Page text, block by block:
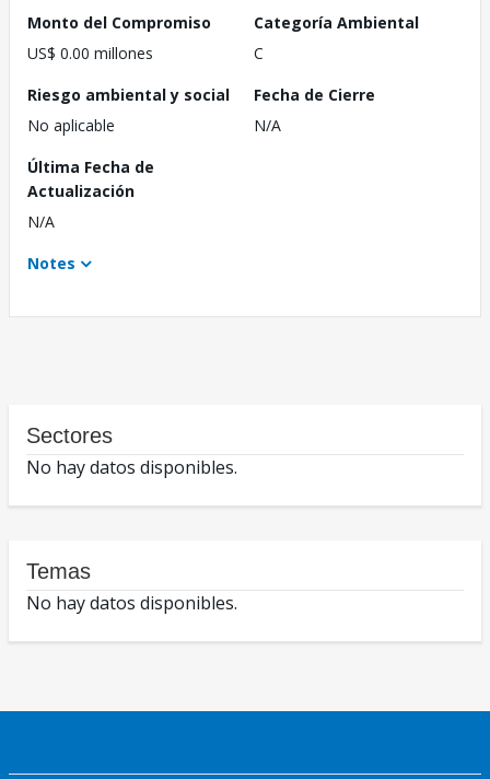
Monto del Compromiso
US$ 0.00 millones
Categoría Ambiental
C
Riesgo ambiental y social
No aplicable
Fecha de Cierre
N/A
Última Fecha de
Actualización
N/A
Notes
Sectores
No hay datos disponibles.
Temas
No hay datos disponibles.